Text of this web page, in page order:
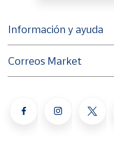
Información y ayuda
Correos Market